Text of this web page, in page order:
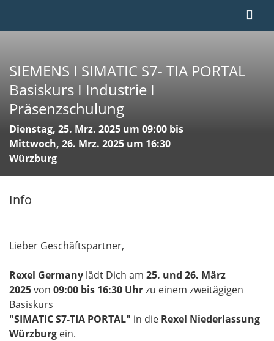
SIEMENS I SIMATIC S7- TIA PORTAL
Basiskurs I Industrie I
Präsenzschulung
Dienstag, 25. Mrz. 2025 um 09:00 bis
Mittwoch, 26. Mrz. 2025 um 16:30
Würzburg
Info
Lieber Geschäftspartner,
Rexel Germany lädt Dich am 25. und 26. März
2025von 09:00 bis 16:30 Uhrzu einem zweitägigen
Basiskurs
"SIMATIC S7-TIA PORTAL" in die Rexel Niederlassung
Würzburg ein.